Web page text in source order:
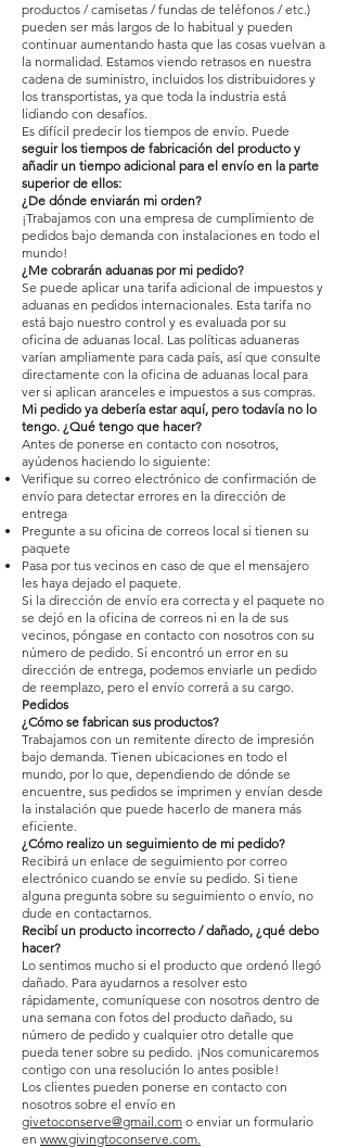
productos / camisetas / fundas de teléfonos / etc.)
pueden ser más largos de lo habitual y pueden
continuar aumentando hasta que las cosas vuelvan a
la normalidad. Estamos viendo retrasos en nuestra
cadena de suministro, incluidos los distribuidores y
los transportistas, ya que toda la industria está
lidiando con desafíos.
Es difícil predecir los tiempos de envío. Puede
seguir los tiempos de fabricación del producto y
añadir un tiempo adicional para el envío en la parte
superior de ellos:
¿De dónde enviarán mi orden?
¡Trabajamos con una empresa de cumplimiento de
pedidos bajo demanda con instalaciones en todo el
mundo!
¿Me cobrarán aduanas por mi pedido?
Se puede aplicar una tarifa adicional de impuestos y
aduanas en pedidos internacionales. Esta tarifa no
está bajo nuestro control y es evaluada por su
oficina de aduanas local. Las políticas aduaneras
varían ampliamente para cada país, así que consulte
directamente con la oficina de aduanas local para
ver si aplican aranceles e impuestos a sus compras.
Mi pedido ya debería estar aquí, pero todavía no lo
tengo. ¿Qué tengo que hacer?
Antes de ponerse en contacto con nosotros,
ayúdenos haciendo lo siguiente:
Verifique su correo electrónico de confirmación de
envío para detectar errores en la dirección de
entrega
Pregunte a su oficina de correos local si tienen su
paquete
Pasa por tus vecinos en caso de que el mensajero
les haya dejado el paquete.
Si la dirección de envío era correcta y el paquete no
se dejó en la oficina de correos ni en la de sus
vecinos, póngase en contacto con nosotros con su
número de pedido. Si encontró un error en su
dirección de entrega, podemos enviarle un pedido
de reemplazo, pero el envío correrá a su cargo.
Pedidos
¿Cómo se fabrican sus productos?
Trabajamos con un remitente directo de impresión
bajo demanda. Tienen ubicaciones en todo el
mundo, por lo que, dependiendo de dónde se
encuentre, sus pedidos se imprimen y envían desde
la instalación que puede hacerlo de manera más
eficiente.
¿Cómo realizo un seguimiento de mi pedido?
Recibirá un enlace de seguimiento por correo
electrónico cuando se envíe su pedido. Si tiene
alguna pregunta sobre su seguimiento o envío, no
dude en contactarnos.
Recibí un producto incorrecto / dañado, ¿qué debo
hacer?
Lo sentimos mucho si el producto que ordenó llegó
dañado. Para ayudarnos a resolver esto
rápidamente, comuníquese con nosotros dentro de
una semana con fotos del producto dañado, su
número de pedido y cualquier otro detalle que
pueda tener sobre su pedido. ¡Nos comunicaremos
contigo con una resolución lo antes posible!
Los clientes pueden ponerse en contacto con
nosotros sobre el envío en
givetoconserve@gmail.com o enviar un formulario
en www.givingtoconserve.com.